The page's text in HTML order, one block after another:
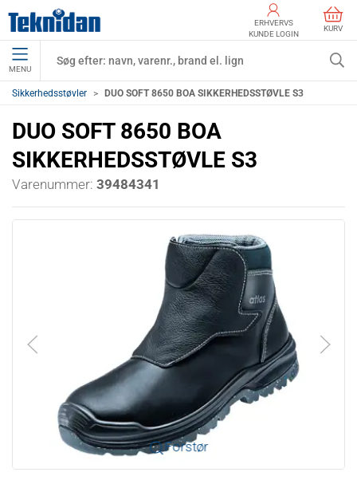
ERHVERVS
KUNDE LOGIN
KURV
MENU
Sikkerhedsstøvler DUO SOFT 8650 BOA SIKKERHEDSSTØVLE S3
DUO SOFT 8650 BOA
SIKKERHEDSSTØVLE S3
Varenummer: 39484341
Forstør